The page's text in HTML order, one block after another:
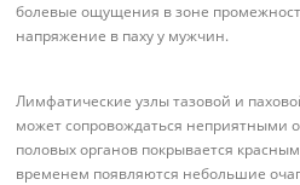
болевые ощущения в зоне
напряжение в паху у мужчин.
Лимфатические узлы тазовой и
может сопровождаться неприятными
половых органов покрывается
временем появляются небольшие